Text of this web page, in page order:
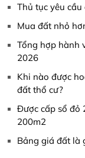
Thủ tục yêu
Mua đất nhỏ
Tổng hợp hành
2026
Khi nào được
đất thổ cư?
Được cấp sổ đỏ
200m2
Bảng giá đất là